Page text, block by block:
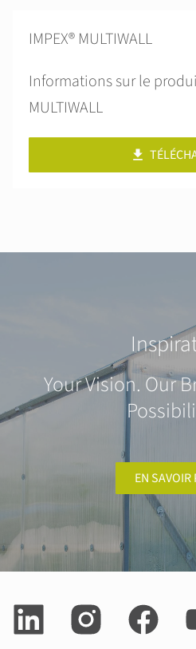
IMPEX® MULTIWALL
Informations sur le
MULTIWALL
Your Vision. Our
EN SAVOIR